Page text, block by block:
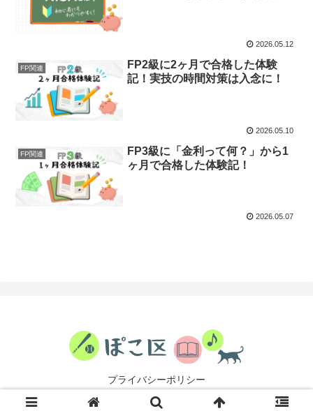
2026.05.12
FP関連
FP2級に2ヶ月で合格した体験
記！実技の時間対策は入念に！
2026.05.10
FP関連
FP3級に「金利って何？」から1
ヶ月で合格した体験記！
2026.05.07
プライバシーポリシー
© 2024 ぽこ区.